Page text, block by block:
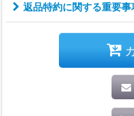
返品特約に関する重要事